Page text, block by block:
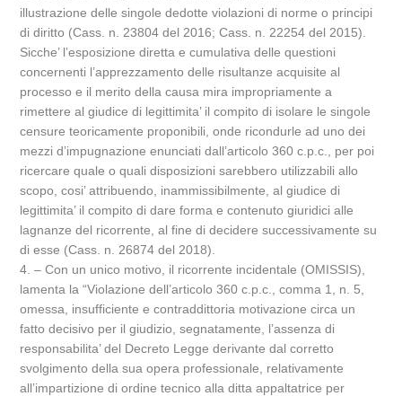
illustrazione delle singole dedotte violazioni di norme o principi
di diritto (Cass. n. 23804 del 2016; Cass. n. 22254 del 2015).
Sicche’ l’esposizione diretta e cumulativa delle questioni
concernenti l’apprezzamento delle risultanze acquisite al
processo e il merito della causa mira impropriamente a
rimettere al giudice di legittimita’ il compito di isolare le singole
censure teoricamente proponibili, onde ricondurle ad uno dei
mezzi d’impugnazione enunciati dall’articolo 360 c.p.c., per poi
ricercare quale o quali disposizioni sarebbero utilizzabili allo
scopo, cosi’ attribuendo, inammissibilmente, al giudice di
legittimita’ il compito di dare forma e contenuto giuridici alle
lagnanze del ricorrente, al fine di decidere successivamente su
di esse (Cass. n. 26874 del 2018).
4. – Con un unico motivo, il ricorrente incidentale (OMISSIS),
lamenta la “Violazione dell’articolo 360 c.p.c., comma 1, n. 5,
omessa, insufficiente e contraddittoria motivazione circa un
fatto decisivo per il giudizio, segnatamente, l’assenza di
responsabilita’ del Decreto Legge derivante dal corretto
svolgimento della sua opera professionale, relativamente
all’impartizione di ordine tecnico alla ditta appaltatrice per